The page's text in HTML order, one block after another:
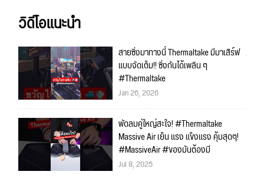
วิดีโอแนะนำ
สายซิ่งมาทางนี้ Thermaltake มีมาเสิร์ฟ
แบบจัดเต็ม!! ซิ่งกันได้เพลิน ๆ
#Thermaltake
Jan 26, 2026
พัดลมคู่ใหญ่สะใจ! #Thermaltake
Massive Air เย็น แรง แข็งแรง คุ้มสุดๆ!
#MassiveAir #ของมันต้องมี
Jul 8, 2025